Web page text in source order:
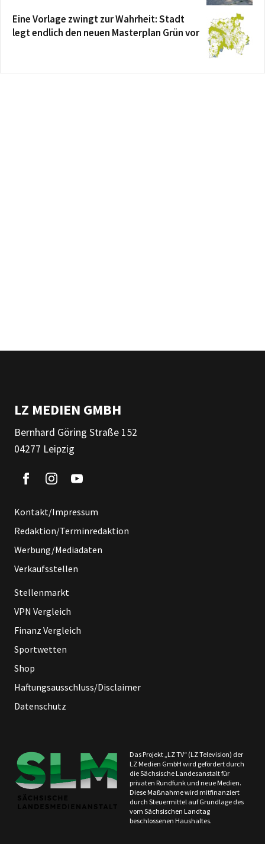
Eine Vorlage zwingt zur Wahrheit: Stadt
legt endlich den neuen Masterplan Grün vor
LZ MEDIEN GMBH
Bernhard Göring Straße 152
04277 Leipzig
Kontakt/Impressum
Redaktion/Terminredaktion
Werbung/Mediadaten
Verkaufsstellen
Stellenmarkt
VPN Vergleich
Finanz Vergleich
Sportwetten
Shop
Haftungsausschluss/Disclaimer
Datenschutz
Das Projekt „LZ TV“ (LZ Television) der
LZ Medien GmbH wird gefördert durch
die Sächsische Landesanstalt für
privaten Rundfunk und neue Medien.
Diese Maßnahme wird mitfinanziert
durch Steuermittel auf Grundlage des
vom Sächsischen Landtag
beschlossenen Haushaltes.